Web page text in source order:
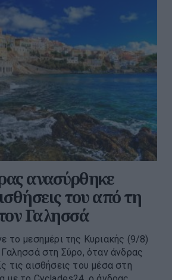
ανασύρθηκε
του από τη
Γαλησσά
το μεσημέρι της Κυριακής (9/8)
στη Σύρο, όταν άνδρας
τις αισθήσεις του μέσα στη